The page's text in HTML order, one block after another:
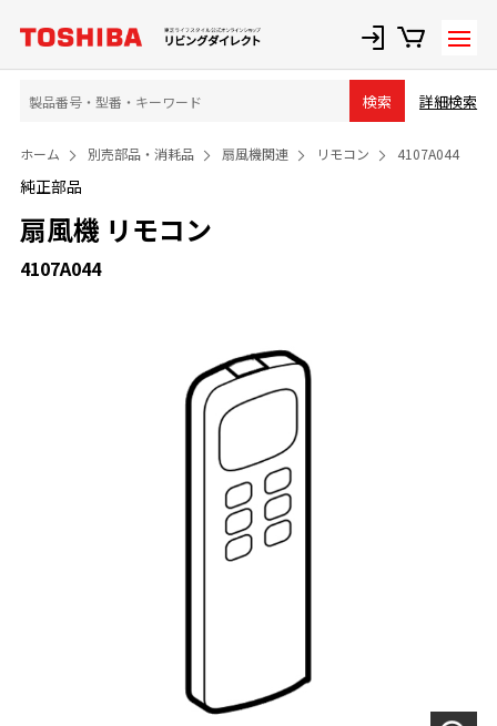
検索 詳細検索
ホーム 別売部品・消耗品 扇風機関連 リモコン 4107A044
純正部品
扇風機 リモコン
4107A044